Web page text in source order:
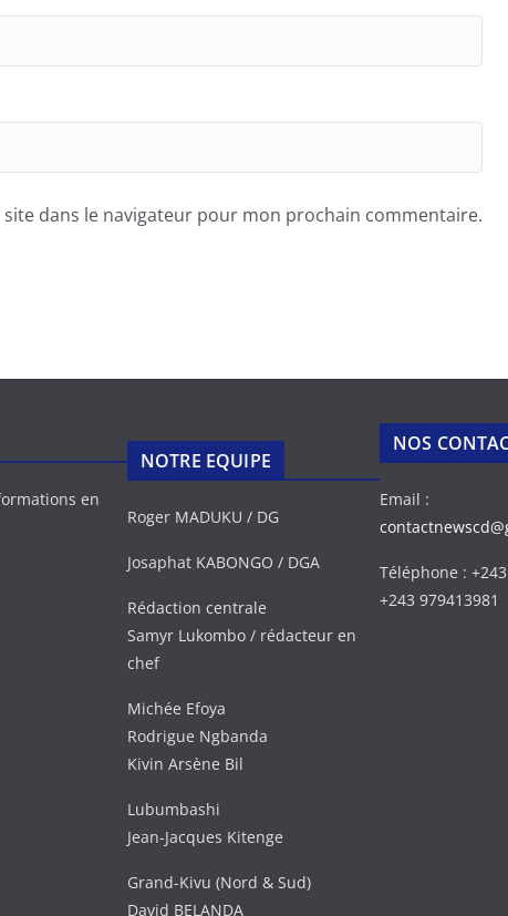
dans le navigateur pour mon prochain commentaire.
en
NOTRE EQUIPE
Roger MADUKU / DG
Josaphat KABONGO / DGA
Rédaction centrale
Samyr Lukombo / rédacteur en
chef
Michée Efoya
Rodrigue Ngbanda
Kivin Arsène Bil
Lubumbashi
Jean-Jacques Kitenge
Grand-Kivu (Nord & Sud)
David BELANDA
NOS
Email :
Téléphone :
+243 979413981